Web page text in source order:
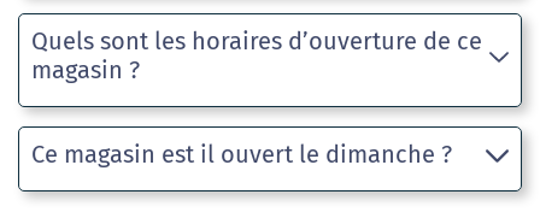
Quels sont les horaires d’ouverture de ce
magasin ?
Ce magasin est il ouvert le dimanche ?